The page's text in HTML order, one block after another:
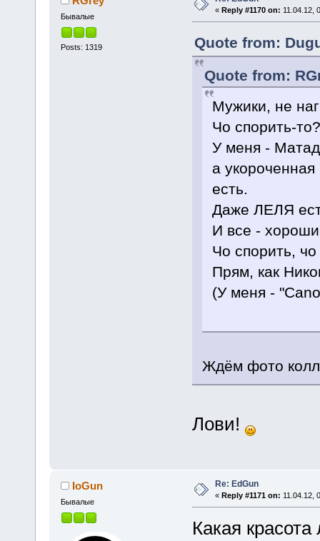
Бывалые
Posts: 1319
« Reply #1170 on: 11.04.12,
Quote from:
Quote from:
Мужики, не
Чо спорить-то?
У меня -
а
есть.
Даже ЛЕЛЯ
И все -
Чо спорить,
Прям, как
(У меня -
Ждём фото
Лови!
IoGun
Бывалые
Re: EdGun
« Reply #1171 on: 11.04.12,
Какая